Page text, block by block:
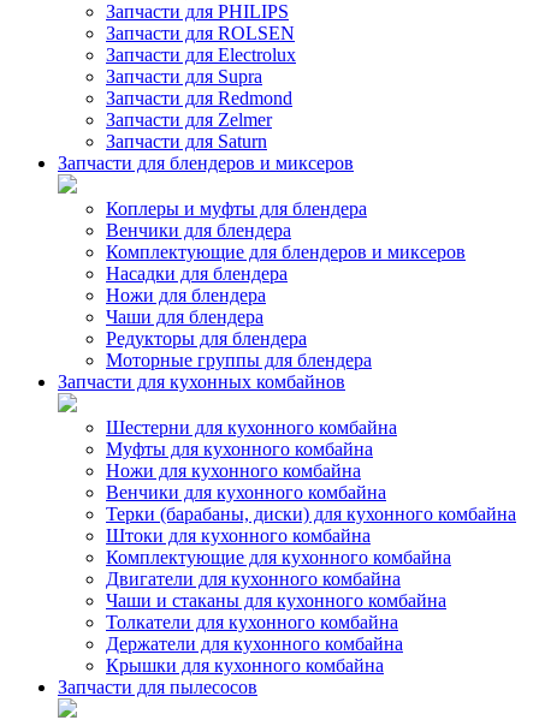
Запчасти для PHILIPS
Запчасти для ROLSEN
Запчасти для Electrolux
Запчасти для Supra
Запчасти для Redmond
Запчасти для Zelmer
Запчасти для Saturn
Запчасти для блендеров и миксеров
Коплеры и муфты для блендера
Венчики для блендера
Комплектующие для блендеров и миксеров
Насадки для блендера
Ножи для блендера
Чаши для блендера
Редукторы для блендера
Моторные группы для блендера
Запчасти для кухонных комбайнов
Шестерни для кухонного комбайна
Муфты для кухонного комбайна
Ножи для кухонного комбайна
Венчики для кухонного комбайна
Терки (барабаны, диски) для кухонного комбайна
Штоки для кухонного комбайна
Комплектующие для кухонного комбайна
Двигатели для кухонного комбайна
Чаши и стаканы для кухонного комбайна
Толкатели для кухонного комбайна
Держатели для кухонного комбайна
Крышки для кухонного комбайна
Запчасти для пылесосов